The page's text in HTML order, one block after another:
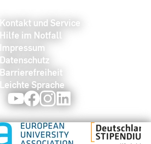
Kontakt und Service
Hilfe im Notfall
Impressum
Datenschutz
Barrierefreiheit
Leichte Sprache
YoutubeFacebookInstagram